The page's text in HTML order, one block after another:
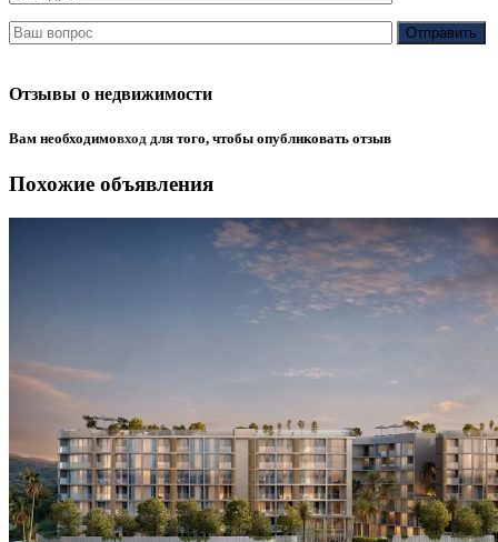
Отзывы о недвижимости
Вам необходимовход для того, чтобы опубликовать отзыв
Похожие объявления